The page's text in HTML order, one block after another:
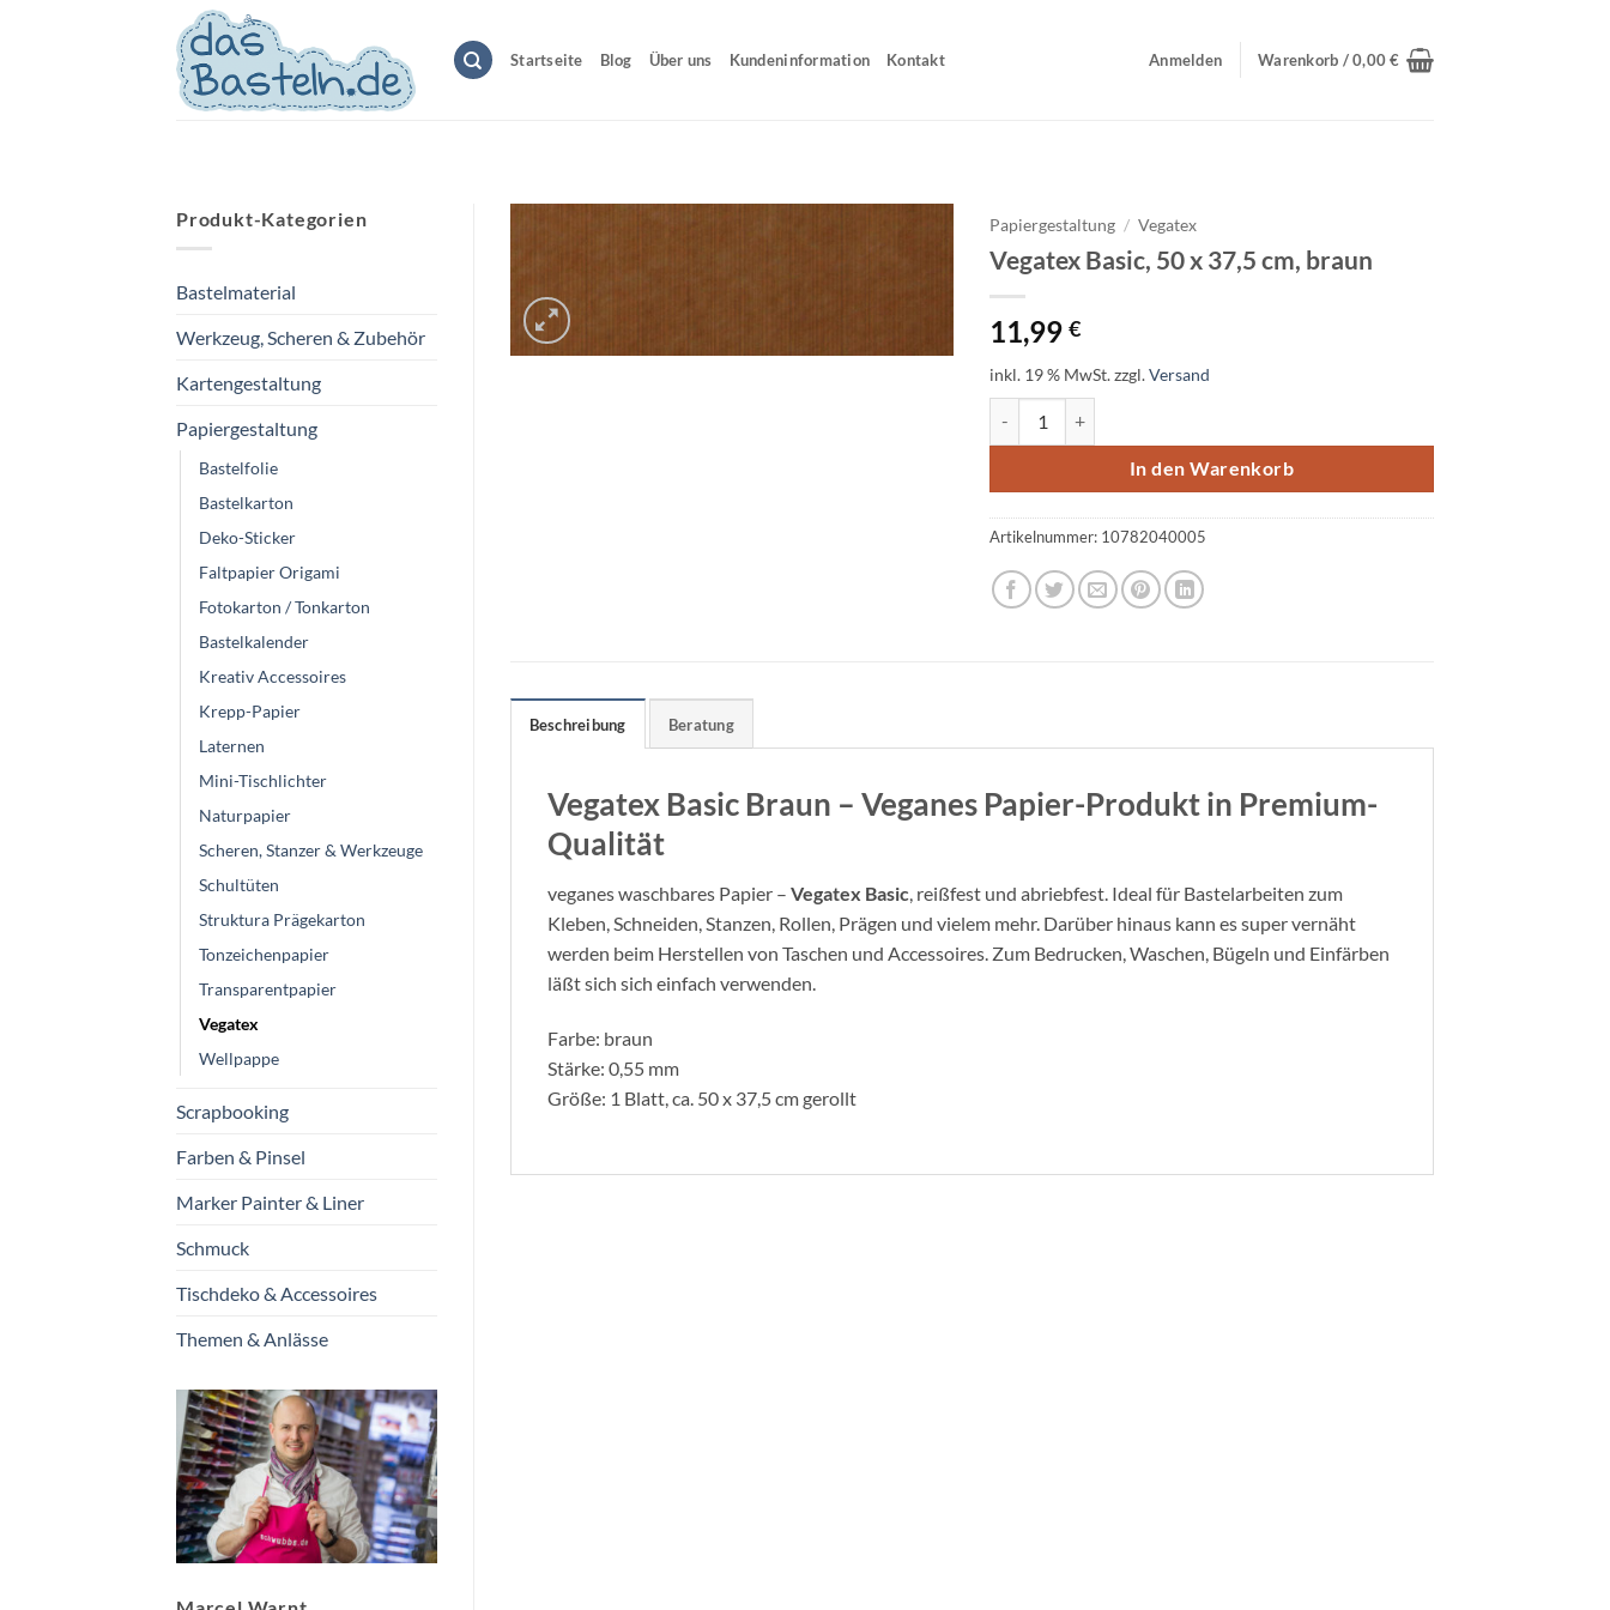
Startseite Blog Über uns Kundeninformation Kontakt Anmelden Warenkorb /0,00€
Produkt-Kategorien
Bastelmaterial
Werkzeug, Scheren & Zubehör
Kartengestaltung
Papiergestaltung
Bastelfolie
Bastelkarton
Deko-Sticker
Faltpapier Origami
Fotokarton / Tonkarton
Bastelkalender
Kreativ Accessoires
Krepp-Papier
Laternen
Mini-Tischlichter
Naturpapier
Scheren, Stanzer & Werkzeuge
Schultüten
Struktura Prägekarton
Tonzeichenpapier
Transparentpapier
Vegatex
Wellpappe
Scrapbooking
Farben & Pinsel
Marker Painter & Liner
Schmuck
Tischdeko & Accessoires
Themen & Anlässe
Papiergestaltung / Vegatex
Vegatex Basic, 50 x 37,5 cm, braun
11,99€
inkl. 19 % MwSt.zzgl.Versand
In den Warenkorb
Artikelnummer: 10782040005
Beschreibung Beratung
Vegatex Basic Braun – Veganes Papier-Produkt in Premium-
Qualität
veganes waschbares Papier – Vegatex Basic, reißfest und abriebfest. Ideal für Bastelarbeiten zum
Kleben, Schneiden, Stanzen, Rollen, Prägen und vielem mehr. Darüber hinaus kann es super vernäht
werden beim Herstellen von Taschen und Accessoires. Zum Bedrucken, Waschen, Bügeln und Einfärben
läßt sich sich einfach verwenden.
Farbe: braun
Stärke: 0,55 mm
Größe: 1 Blatt, ca. 50 x 37,5 cm gerollt